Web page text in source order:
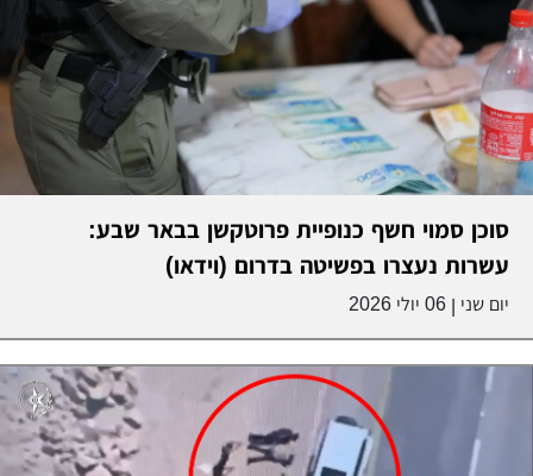
סוכן סמוי חשף כנופיית פרוטקשן בבאר שבע:
עשרות נעצרו בפשיטה בדרום (וידאו)
יום שני 06 יולי 2026